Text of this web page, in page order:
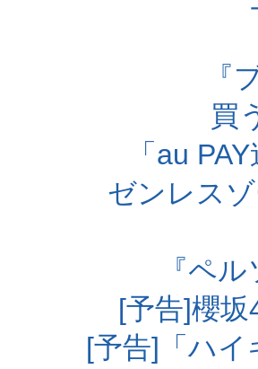
『
買
「au
ゼンレス
『ペ
[予告]櫻
[予告]「ハ